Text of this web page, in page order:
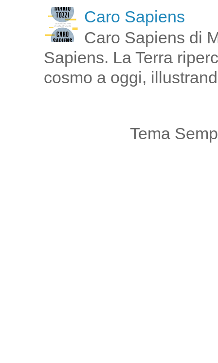
Caro Sapiens
Caro Sapiens di
Sapiens. La Terra
cosmo a oggi,
Tema